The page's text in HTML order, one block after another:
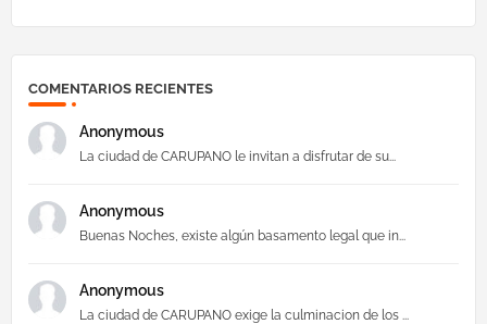
COMENTARIOS RECIENTES
Anonymous
La ciudad de CARUPANO le invitan a disfrutar de su...
Anonymous
Buenas Noches, existe algún basamento legal que in...
Anonymous
La ciudad de CARUPANO exige la culminacion de los ...